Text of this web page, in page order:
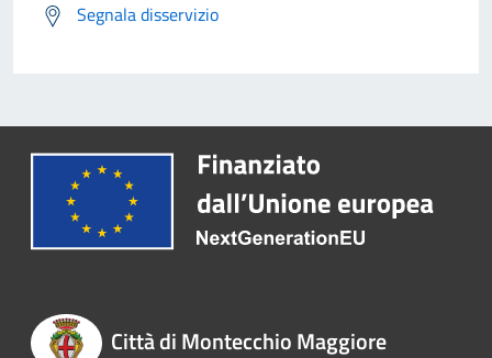
Segnala disservizio
Città di Montecchio Maggiore